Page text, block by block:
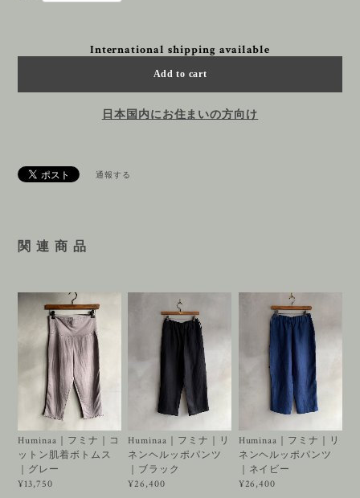
International shipping available
Add to cart
日本国内にお住まいの方向け
通報する
関 連 商 品
Huminaa｜フミナ｜コ
ットン肌着ボトムス
｜グレー
¥13,750
Huminaa｜フミナ｜リ
ネンヘルッポパンツ
｜ブラック
¥26,400
Huminaa｜フミナ｜リ
ネンヘルッポパンツ
｜ネイビー
¥26,400